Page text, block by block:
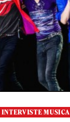
INTERVISTE MUSICA